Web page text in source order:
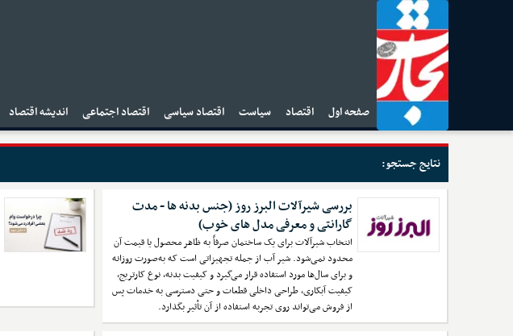
صفحه اول اقتصاد سیاست اقتصاد سیاسی اقتصاد اجتماعی اندیشه اقتصاد
نتایج جستجو:
بررسی شیرآلات البرز روز (جنس بدنه ها - مدت
گارانتی و معرفی مدل های خوب)
انتخاب شیرآلات برای یک ساختمان صرفاً به ظاهر محصول یا قیمت آن
محدود نمی‌شود. شیر آب از جمله تجهیزاتی است که به‌صورت روزانه
و برای سال‌ها مورد استفاده قرار می‌گیرد و کیفیت بدنه، نوع کارتریج،
کیفیت آبکاری، طراحی داخلی قطعات و حتی دسترسی به خدمات پس
از فروش می‌تواند روی تجربه استفاده از آن تأثیر بگذارد.